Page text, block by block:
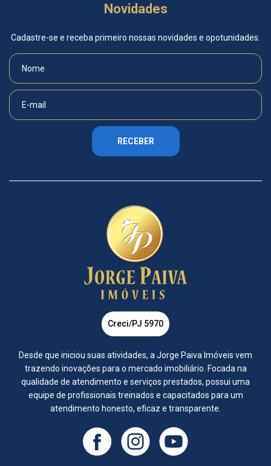
Novidades
Cadastre-se e receba primeiro nossas novidades e opotunidades.
RECEBER
Creci/PJ 5970
Desde que iniciou suas atividades, a Jorge Paiva Imóveis vem
trazendo inovações para o mercado imobiliário. Focada na
qualidade de atendimento e serviços prestados, possui uma
equipe de profissionais treinados e capacitados para um
atendimento honesto, eficaz e transparente.